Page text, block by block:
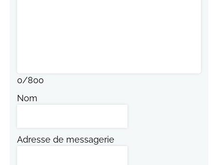
0/800
Nom
Adresse de messagerie